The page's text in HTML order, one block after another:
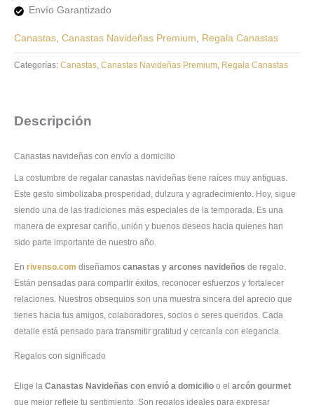
Envío Garantizado
Canastas Canastas Navideñas Premium Regala Canastas
Categorías: Canastas, Canastas Navideñas Premium, Regala Canastas
Descripción
Canastas navideñas con envío a domicilio
La costumbre de regalar canastas navideñas tiene raíces muy antiguas.
Este gesto simbolizaba prosperidad, dulzura y agradecimiento. Hoy, sigue
siendo una de las tradiciones más especiales de la temporada. Es una
manera de expresar cariño, unión y buenos deseos hacia quienes han
sido parte importante de nuestro año.
En rivenso.com diseñamos canastas y arcones navideños de regalo.
Están pensadas para compartir éxitos, reconocer esfuerzos y fortalecer
relaciones. Nuestros obsequios son una muestra sincera del aprecio que
tienes hacia tus amigos, colaboradores, socios o seres queridos. Cada
detalle está pensado para transmitir gratitud y cercanía con elegancia.
Regalos con significado
Elige la Canastas Navideñas con envió a domicilio o el arcón gourmet
que mejor refleje tu sentimiento. Son regalos ideales para expresar